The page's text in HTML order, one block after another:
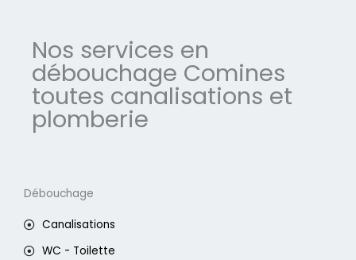
Nos services en
débouchage Comines
toutes canalisations et
plomberie
Débouchage
Canalisations
WC - Toilette